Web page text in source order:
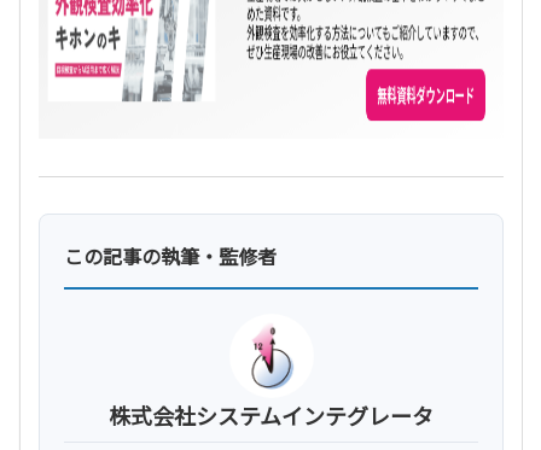
この記事の執筆・監修者
株式会社システムインテグレータ